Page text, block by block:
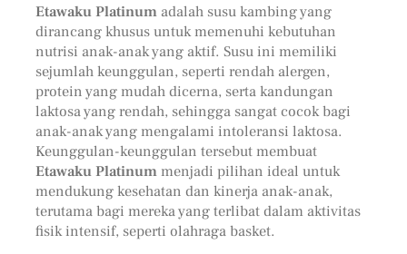
Etawaku Platinumadalah susu kambing yang
dirancang khusus untuk memenuhi kebutuhan
nutrisi anak-anak yang aktif. Susu ini memiliki
sejumlah keunggulan, seperti rendah alergen,
protein yang mudah dicerna, serta kandungan
laktosa yang rendah, sehingga sangat cocok bagi
anak-anak yang mengalami intoleransi laktosa.
Keunggulan-keunggulan tersebut membuat
Etawaku Platinummenjadi pilihan ideal untuk
mendukung kesehatan dan kinerja anak-anak,
terutama bagi mereka yang terlibat dalam aktivitas
fisik intensif, seperti olahraga basket.